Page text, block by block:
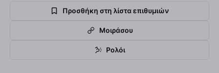
Προσθήκη στη λίστα επιθυμιών
Μοιράσου
Ρολόι